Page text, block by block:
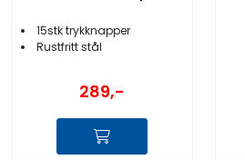
15stk trykknapper
Rustfritt stål
289,-